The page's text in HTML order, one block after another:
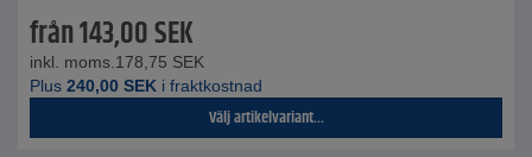
från143,00SEK
inkl. moms. 178,75 SEK
Plus 240,00 SEK i fraktkostnad
Välj artikelvariant...